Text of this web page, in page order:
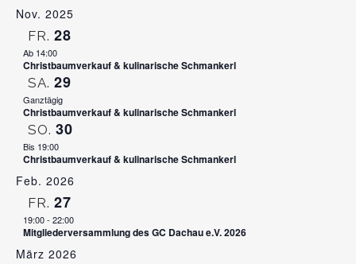
Nov. 2025
FR. 28
Ab 14:00
Christbaumverkauf & kulinarische Schmankerl
SA. 29
Ganztägig
Christbaumverkauf & kulinarische Schmankerl
SO. 30
Bis 19:00
Christbaumverkauf & kulinarische Schmankerl
Feb. 2026
FR. 27
19:00- 22:00
Mitgliederversammlung des GC Dachau e.V. 2026
März 2026